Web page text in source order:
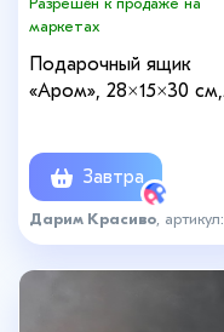
маркетах
Подарочный ящик
«Аром», 28×15×30 см,
Завтра
Дарим Красиво , артикул:
4636232